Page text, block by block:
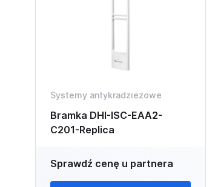
Systemy antykradzieżowe
Bramka DHI-ISC-EAA2-
C201-Replica
Sprawdź cenę u partnera